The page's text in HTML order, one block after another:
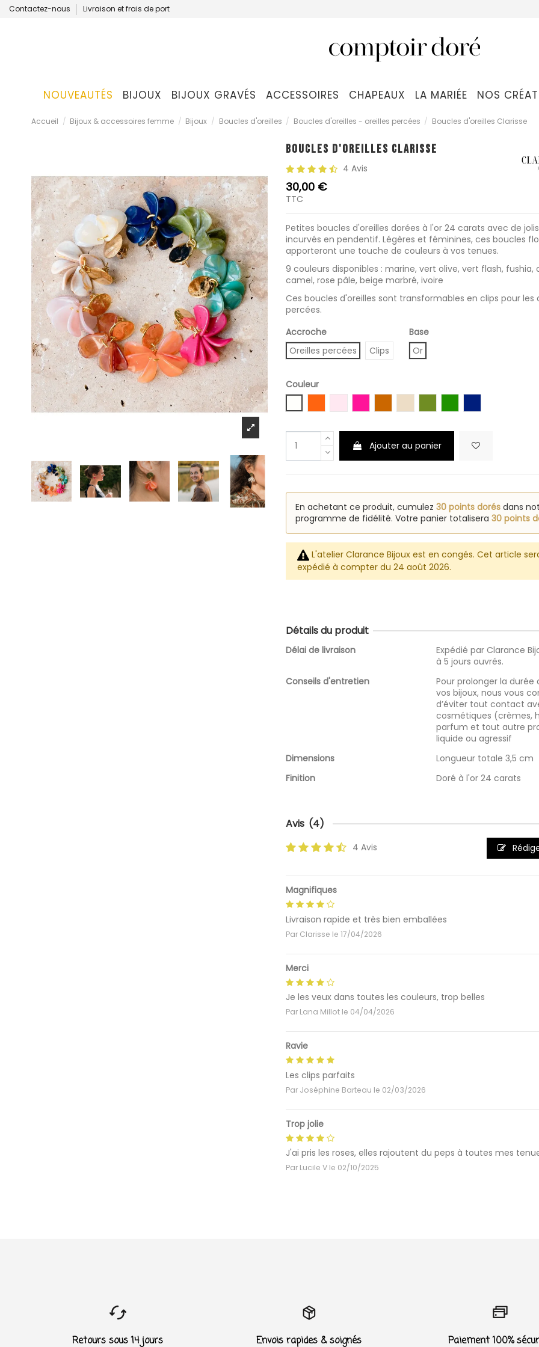
Contactez-nous Livraison et frais de port
NOUVEAUTÉS BIJOUX BIJOUX GRAVÉS ACCESSOIRES CHAPEAUX LA MARIÉE NOS
Accueil Bijoux & accessoires femme Bijoux Boucles d'oreilles Boucles d'oreilles - oreilles percées Boucles d'oreilles Clarisse
BOUCLES D'OREILLES CLARISSE
4 Avis
30,00 €
TTC
Petites boucles d'oreilles dorées à l'or 24 carats avec de
incurvés en pendentif. Légères et féminines, ces boucles
apporteront une touche de couleurs à vos tenues.
9 couleurs disponibles : marine, vert olive, vert flash, fushia,
camel, rose pâle, beige marbré, ivoire
Ces boucles d'oreilles sont transformables en clips pour les
percées.
Accroche
Oreilles percées
Clips
Base
Or
Couleur
Ajouter au panier
En achetant ce produit, cumulez30 points dorés dans
programme de fidélité. Votre panier totalisera30 points
L'atelier Clarance Bijoux est en congés. Cet article
expédié à compter du 24 août 2026.
Détails du produit
Délai de livraison
Expédié par Clarance
à 5 jours ouvrés.
Conseils d'entretien
Pour prolonger la durée
vos bijoux, nous vous
d’éviter tout contact
cosmétiques (crèmes,
parfum et tout autre
liquide ou agressif
Dimensions
Longueur totale 3,5 cm
Finition
Doré à l'or 24 carats
Avis (4)
4 Avis
Magnifiques
Livraison rapide et très bien emballées
Par Clarisse le17/04/2026
Merci
Je les veux dans toutes les couleurs, trop belles
Par Lana Millot le 04/04/2026
Ravie
Les clips parfaits
Par Joséphine Barteau le 02/03/2026
Trop jolie
J'ai pris les roses, elles rajoutent du peps à toutes mes
Par Lucile V le 02/10/2025
Retours sous 14 jours Envois rapides & soignés Paiement 100%